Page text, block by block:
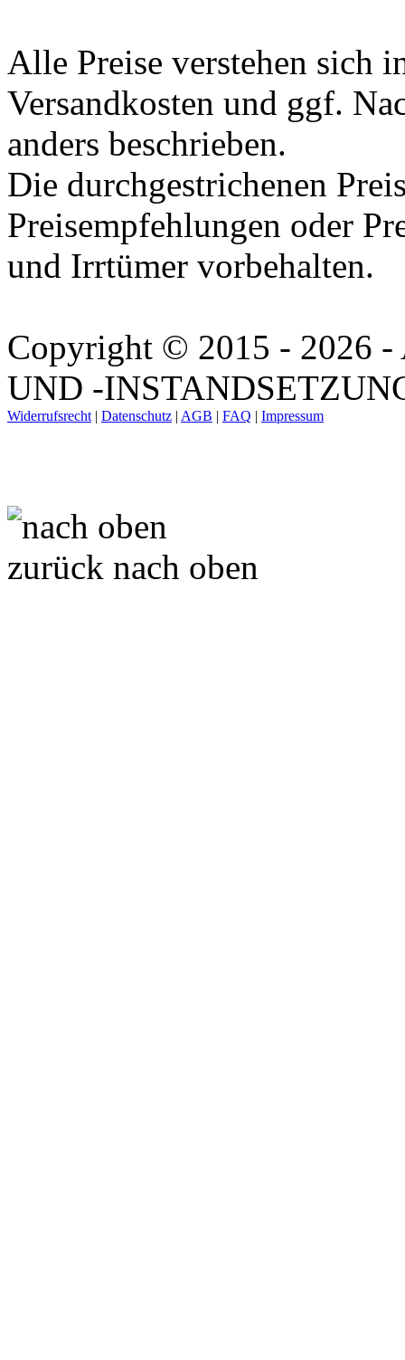
Alle Preise verstehen sich
Versandkosten und ggf.
anders beschrieben.
Die durchgestrichenen
Preisempfehlungen oder
und Irrtümer vorbehalten.
Copyright © 2015 - 2026
UND -
Widerrufsrecht | Datenschutz | AGB | FAQ | Impressum
zurück nach oben